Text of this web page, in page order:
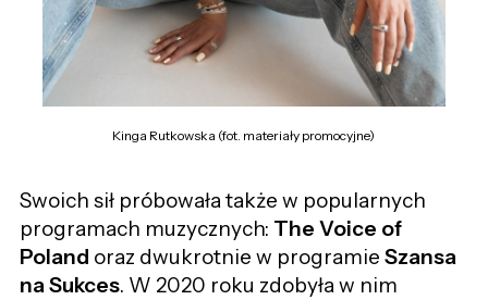
Kinga Rutkowska (fot. materiały promocyjne)
Swoich sił próbowała także w popularnych
programach muzycznych: The Voice of
Poland oraz dwukrotnie w programie Szansa
na Sukces. W 2020 roku zdobyła w nim